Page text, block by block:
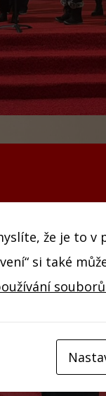
že je to v
si také